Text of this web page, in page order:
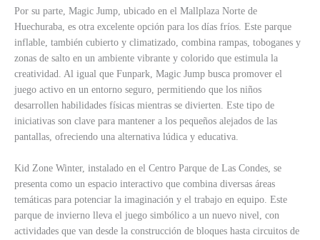
Por su parte, Magic Jump, ubicado en el Mallplaza Norte de
Huechuraba, es otra excelente opción para los días fríos. Este parque
inflable, también cubierto y climatizado, combina rampas, toboganes y
zonas de salto en un ambiente vibrante y colorido que estimula la
creatividad. Al igual que Funpark, Magic Jump busca promover el
juego activo en un entorno seguro, permitiendo que los niños
desarrollen habilidades físicas mientras se divierten. Este tipo de
iniciativas son clave para mantener a los pequeños alejados de las
pantallas, ofreciendo una alternativa lúdica y educativa.
Kid Zone Winter, instalado en el Centro Parque de Las Condes, se
presenta como un espacio interactivo que combina diversas áreas
temáticas para potenciar la imaginación y el trabajo en equipo. Este
parque de invierno lleva el juego simbólico a un nuevo nivel, con
actividades que van desde la construcción de bloques hasta circuitos de